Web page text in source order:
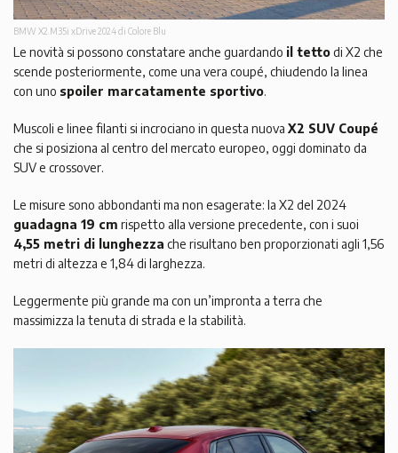
BMW X2 M35i xDrive 2024 di Colore Blu
Le novità si possono constatare anche guardando il tettodi X2 che
scende posteriormente, come una vera coupé, chiudendo la linea
con uno spoiler marcatamente sportivo.
Muscoli e linee filanti si incrociano in questa nuova X2 SUV Coupé
che si posiziona al centro del mercato europeo, oggi dominato da
SUV e crossover.
Le misure sono abbondanti ma non esagerate: la X2 del 2024
guadagna 19 cm rispetto alla versione precedente, con i suoi
4,55 metri di lunghezza che risultano ben proporzionati agli 1,56
metri di altezza e 1,84 di larghezza.
Leggermente più grande ma con un’impronta a terra che
massimizza la tenuta di strada e la stabilità.